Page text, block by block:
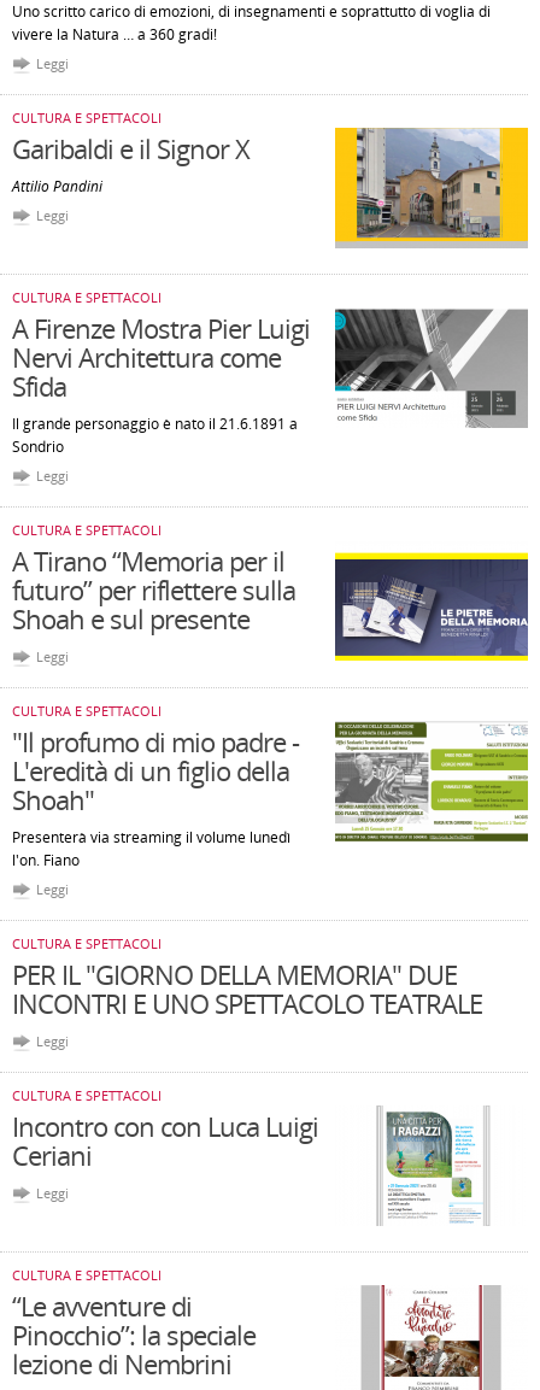
Uno scritto carico di emozioni, di insegnamenti e soprattutto di voglia di
vivere la Natura … a 360 gradi!
Leggi
CULTURA E SPETTACOLI
Garibaldi e il Signor X
Attilio Pandini
Leggi
CULTURA E SPETTACOLI
A Firenze Mostra Pier Luigi
Nervi Architettura come
Sfida
Il grande personaggio è nato il 21.6.1891 a
Sondrio
Leggi
CULTURA E SPETTACOLI
A Tirano “Memoria per il
futuro” per riflettere sulla
Shoah e sul presente
Leggi
CULTURA E SPETTACOLI
"Il profumo di mio padre -
L'eredità di un figlio della
Shoah"
Presenterà via streaming il volume lunedì
l'on. Fiano
Leggi
CULTURA E SPETTACOLI
PER IL "GIORNO DELLA MEMORIA" DUE
INCONTRI E UNO SPETTACOLO TEATRALE
Leggi
CULTURA E SPETTACOLI
Incontro con con Luca Luigi
Ceriani
Leggi
CULTURA E SPETTACOLI
“Le avventure di
Pinocchio”: la speciale
lezione di Nembrini